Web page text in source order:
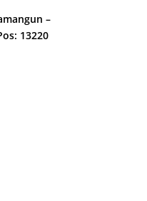
–
13220